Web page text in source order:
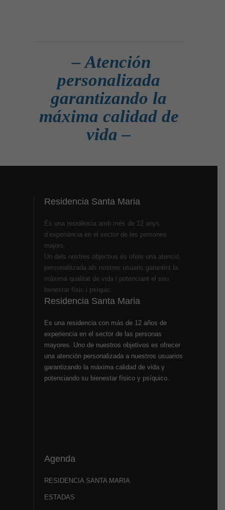
– Atención
personalizada
garantizando la
máxima calidad de
vida –
Residencia Santa Maria
És una residència amb més de 12 anys
d’experiència en el sector de les persones
majors.
Un dels nostres objectius és oferir una atenció
personalitzada als nostres usuaris garantint la
màxima qualitat de vida i potenciant el seu
benestar físic i psíquic.
Residencia Santa Maria
Es una residencia con más de 12 años de
experiencia en el sector de las personas
mayores. Uno de nuestros objetivos es ofrecer
una atención personalizada a nuestros usuarios
garantizando la máxima calidad de vida y
potenciando su bienestar físico y psíquico.
Agenda
RESIDENCIA SANTA MARIA
ESTADAS